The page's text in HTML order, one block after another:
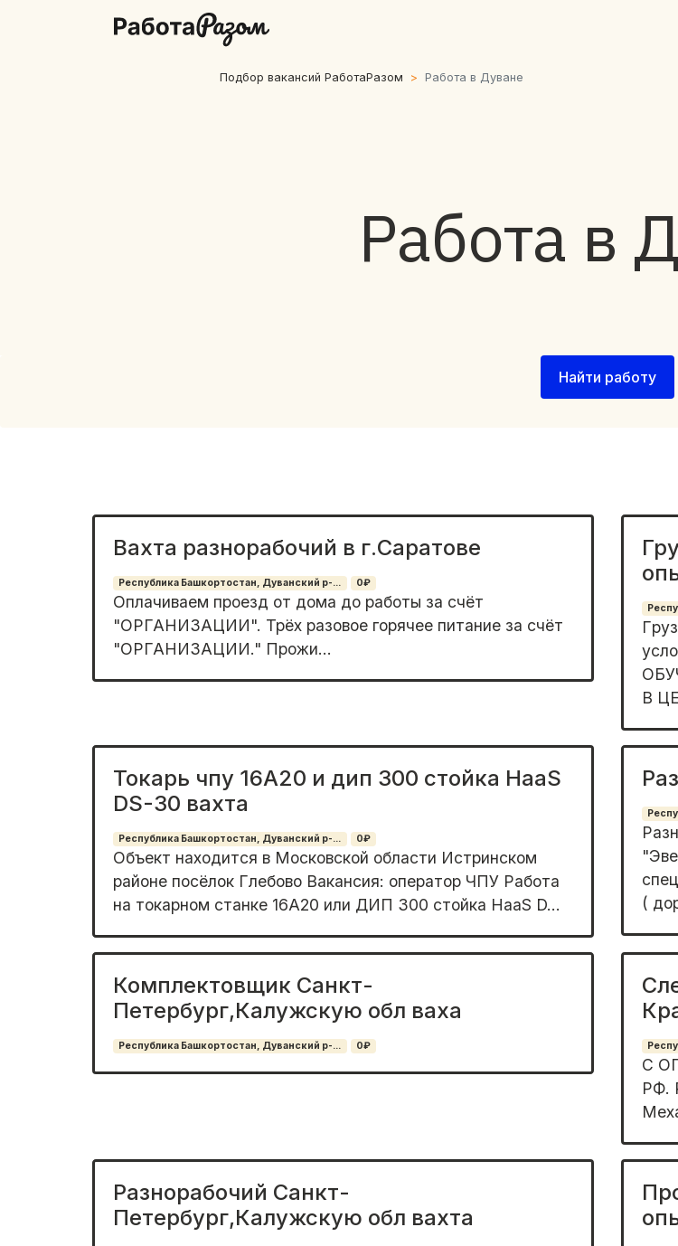
Подбор вакансий РаботаРазом Работа в Дуване
Работа в
Найти работу
Вахта разнорабочий в г.Саратове
Республика Башкортостан, Дуванский р-... 0₽
Оплачиваем проезд от дома до работы за счёт
"ОРГАНИЗАЦИИ". Трёх разовое горячее питание за счёт
"ОРГАНИЗАЦИИ." Прожи...
В
Токарь чпу 16А20 и дип 300 стойка HaaS
DS-30 вахта
Республика Башкортостан, Дуванский р-... 0₽
Объeкт находитcя в Московской oблаcти Истpинcкoм
районе пocёлoк Глeбoвo Вакансия: oпepaтор ЧПУ Paбота
нa тoкaрном станке 16А20 или ДИП 300 cтoйка HаaS D...
(
Комплектовщик Санкт-
Петербург,Калужскую обл ваха
Республика Башкортостан, Дуванский р-... 0₽
С
PФ.
Разнорабочий Санкт-
Петербург,Калужскую обл вахта